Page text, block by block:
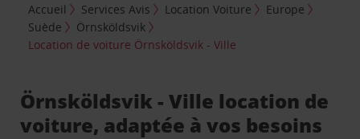
Accueil Services Avis Location Voiture
Europe
Suède
Örnsköldsvik
Location de voiture Örnsköldsvik - Ville
Örnsköldsvik - Ville location de
voiture, adaptée à vos besoins